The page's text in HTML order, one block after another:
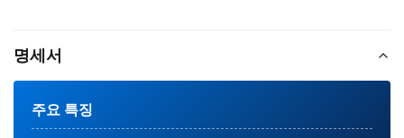
명세서
주요 특징